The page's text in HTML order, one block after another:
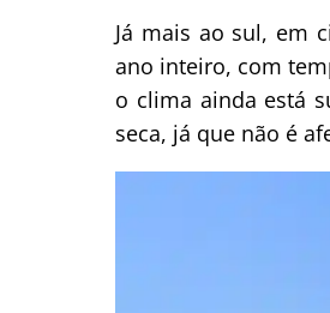
Já mais ao sul, em
ano inteiro, com
o clima ainda está
seca, já que não é